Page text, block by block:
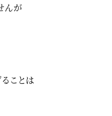
んが
ことは